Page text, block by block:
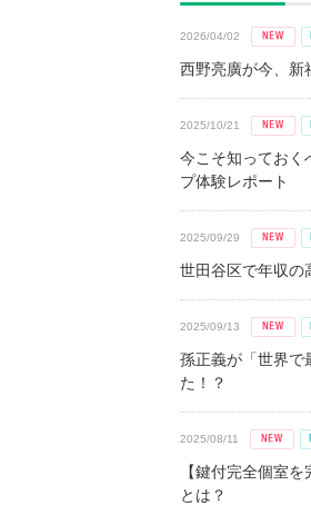
2026/04/02
西野亮廣が今、新
2025/10/21
今こそ知っておく
プ体験レポート
2025/09/29
世田谷区で年収の
2025/09/13
孫正義が「世界で
た！？
2025/08/11
【鍵付完全個室
とは？